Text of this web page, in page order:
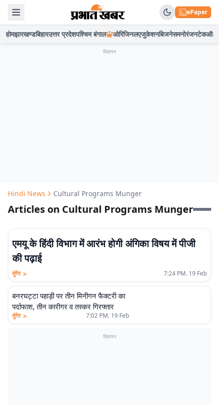
ePaper
होमझारखण्डबिहारउत्तर प्रदेशपश्चिम बंगाल ओरिजिनलएजुकेशनबिजनेसमनोरंजनटेकऑटो
विज्ञापन
Hindi News Cultural Programs Munger
Articles on Cultural Programs Munger
एमयू के हिंदी विभाग में आरंभ होगी अंगिका विषय में पीजी
की पढ़ाई
मुंगेर > 7:24 PM. 19 Feb
बनरघट्टा पहाड़ी पर तीन मिनीगन फैक्टरी का
पर्दाफाश, तीन कारीगर व तस्कर गिरफ्तार
मुंगेर > 7:02 PM. 19 Feb
विज्ञापन